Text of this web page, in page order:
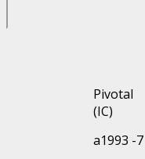
Pivotal
(IC)
a1993 -7